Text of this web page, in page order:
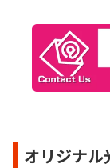
オリジナル